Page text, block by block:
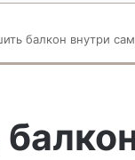
балкон внутри